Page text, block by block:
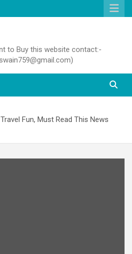
to Buy this website contact:-
Fun, Must Read This News